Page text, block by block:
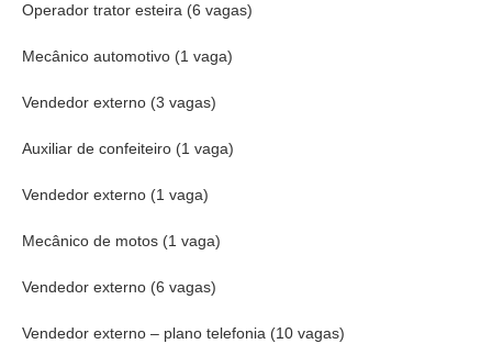
Operador trator esteira (6 vagas)
Mecânico automotivo (1 vaga)
Vendedor externo (3 vagas)
Auxiliar de confeiteiro (1 vaga)
Vendedor externo (1 vaga)
Mecânico de motos (1 vaga)
Vendedor externo (6 vagas)
Vendedor externo – plano telefonia (10 vagas)